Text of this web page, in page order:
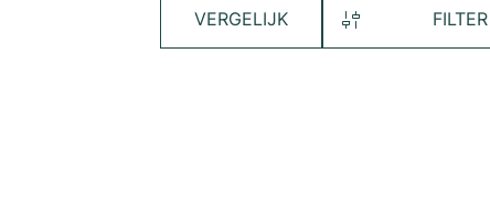
VERGELIJK FILTER